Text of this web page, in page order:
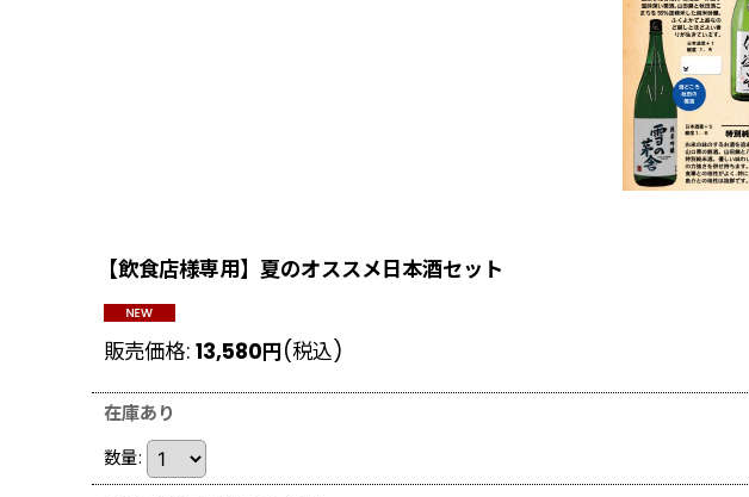
【飲食店様専用】夏のオススメ日本酒セット
販売価格: 13,580円(税込)
在庫あり
数量: